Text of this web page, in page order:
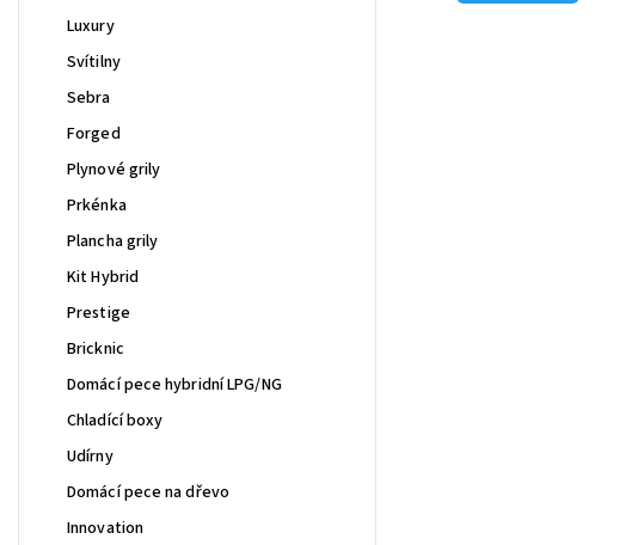
Luxury
Svítilny
Sebra
Forged
Plynové grily
Prkénka
Plancha grily
Kit Hybrid
Prestige
Bricknic
Domácí pece hybridní LPG/NG
Chladící boxy
Udírny
Domácí pece na dřevo
Innovation